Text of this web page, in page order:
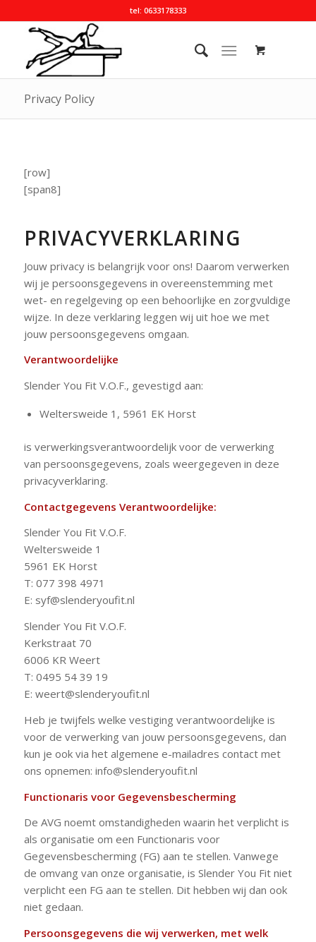
tel: 0633178333
Privacy Policy
[row]
[span8]
PRIVACYVERKLARING
Jouw privacy is belangrijk voor ons! Daarom verwerken
wij je persoonsgegevens in overeenstemming met
wet- en regelgeving op een behoorlijke en zorgvuldige
wijze. In deze verklaring leggen wij uit hoe we met
jouw persoonsgegevens omgaan.
Verantwoordelijke
Slender You Fit V.O.F., gevestigd aan:
Weltersweide 1, 5961 EK Horst
is verwerkingsverantwoordelijk voor de verwerking
van persoonsgegevens, zoals weergegeven in deze
privacyverklaring.
Contactgegevens Verantwoordelijke:
Slender You Fit V.O.F.
Weltersweide 1
5961 EK Horst
T: 077 398 4971
E: syf@slenderyoufit.nl
Slender You Fit V.O.F.
Kerkstraat 70
6006 KR Weert
T: 0495 54 39 19
E: weert@slenderyoufit.nl
Heb je twijfels welke vestiging verantwoordelijke is
voor de verwerking van jouw persoonsgegevens, dan
kun je ook via het algemene e-mailadres contact met
ons opnemen: info@slenderyoufit.nl
Functionaris voor Gegevensbescherming
De AVG noemt omstandigheden waarin het verplicht is
als organisatie om een Functionaris voor
Gegevensbescherming (FG) aan te stellen. Vanwege
de omvang van onze organisatie, is Slender You Fit niet
verplicht een FG aan te stellen. Dit hebben wij dan ook
niet gedaan.
Persoonsgegevens die wij verwerken, met welk